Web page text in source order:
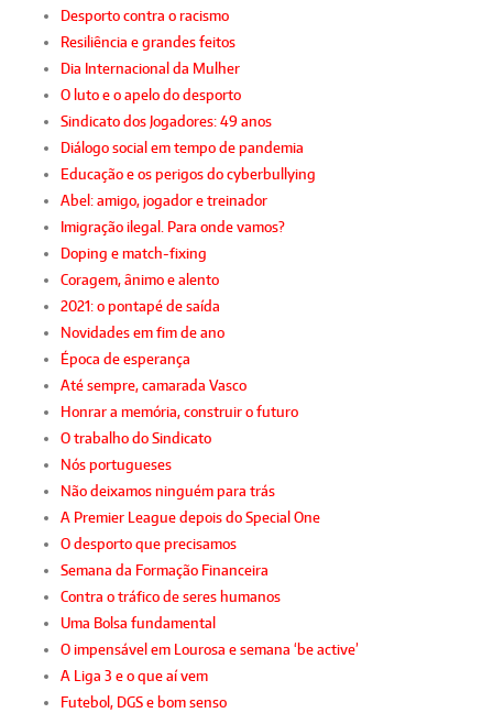
Desporto contra o racismo
Resiliência e grandes feitos
Dia Internacional da Mulher
O luto e o apelo do desporto
Sindicato dos Jogadores: 49 anos
Diálogo social em tempo de pandemia
Educação e os perigos do cyberbullying
Abel: amigo, jogador e treinador
Imigração ilegal. Para onde vamos?
Doping e match-fixing
Coragem, ânimo e alento
2021: o pontapé de saída
Novidades em fim de ano
Época de esperança
Até sempre, camarada Vasco
Honrar a memória, construir o futuro
O trabalho do Sindicato
Nós portugueses
Não deixamos ninguém para trás
A Premier League depois do Special One
O desporto que precisamos
Semana da Formação Financeira
Contra o tráfico de seres humanos
Uma Bolsa fundamental
O impensável em Lourosa e semana ‘be active’
A Liga 3 e o que aí vem
Futebol, DGS e bom senso